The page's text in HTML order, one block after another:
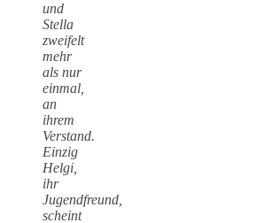
und
Stella
zweifelt
mehr
als nur
einmal,
an
ihrem
Verstand.
Einzig
Helgi,
ihr
Jugendfreund,
scheint